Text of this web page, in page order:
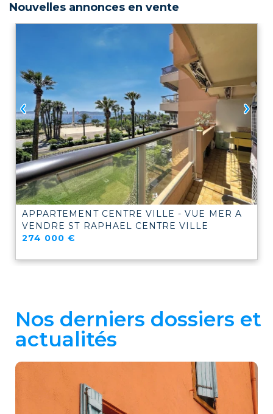
Nouvelles annonces en vente
APPARTEMENT CENTRE VILLE - VUE MER A
VENDRE ST RAPHAEL CENTRE VILLE
274 000 €
Nos derniers dossiers et
actualités